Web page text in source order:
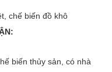
chế biến đồ khô
biến thủy sản, có nhà